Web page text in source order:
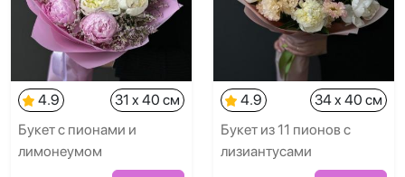
4.9
31 x 40 см
Букет с пионами и
лимонеумом
4.9
34 x 40 см
Букет из 11 пионов с
лизиантусами